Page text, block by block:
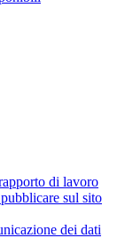
di lavoro
sul sito
dei dati